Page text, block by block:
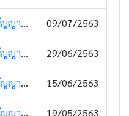
อัตราหลักประกันการซื้อขายสัญญาซื้อขายล่วงหน้า (13 กรกฏาคม 2563) 09/07/2563
อัตราหลักประกันการซื้อขายสัญญาซื้อขายล่วงหน้า (29 มิถุนายน 2563) 29/06/2563
อัตราหลักประกันการซื้อขายสัญญาซื้อขายล่วงหน้า (17 มิถุนายน 2563) 15/06/2563
อัตราหลักประกันการซื้อขายสัญญาซื้อขายล่วงหน้า (20 พฤษภาคม 2563) 19/05/2563